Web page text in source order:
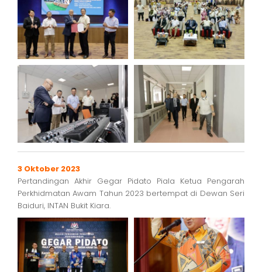
3 Oktober 2023
Pertandingan Akhir Gegar Pidato Piala Ketua Pengarah
Perkhidmatan Awam Tahun 2023 bertempat di Dewan Seri
Baiduri, INTAN Bukit Kiara.